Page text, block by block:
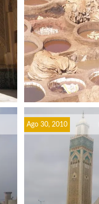
Ago 30, 2010